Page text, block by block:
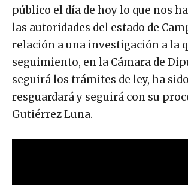
público el día de hoy lo que nos
las autoridades del estado de
relación a una investigación a la
seguimiento, en la Cámara de
seguirá los trámites de ley, ha
resguardará y seguirá con su
Gutiérrez Luna.